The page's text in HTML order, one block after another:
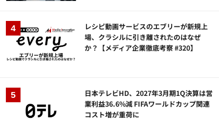
レシピ動画サービスのエブリーが新規上
場、クラシルに引き離されたのはなぜ
か？【メディア企業徹底考察 #320】
日本テレビHD、2027年3月期1Q決算は営
業利益36.6%減 FIFAワールドカップ関連
コスト増が重荷に